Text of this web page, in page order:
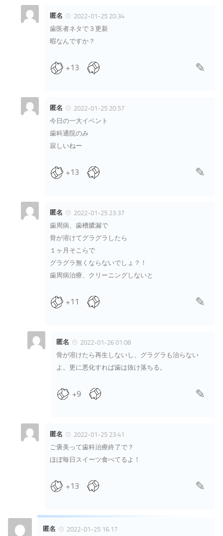
匿名
2022-01-25 20:34
歯医者ネタで３更新
暇なんですか？
+13
匿名
2022-01-25 20:57
今日の一大イベント
歯科通院のみ
寂しいねー
+13
匿名
2022-01-25 23:37
歯周病、歯槽膿漏で
骨が溶けてグラグラしたら
１ヶ月そこらで
グラグラ無くならないでしょ？！
歯周病治療、クリーニングしないと
+11
匿名
2022-01-26 01:08
骨が溶けたら再生しないし、グラグラも治らない
よ。更に悪化すれば歯は抜け落ちる。
+9
匿名
2022-01-25 23:41
ご褒美って歯科治療終了で？
ほぼ毎日スイーツ食べてるよ！
+13
匿名
2022-01-25 16:17